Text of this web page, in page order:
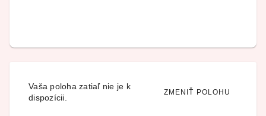
Vaša poloha zatiaľ nie je k
dispozícii.
ZMENIŤ POLOHU